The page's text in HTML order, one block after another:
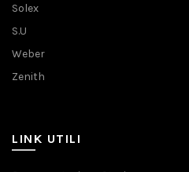
Solex
S.U
Weber
Zenith
LINK UTILI